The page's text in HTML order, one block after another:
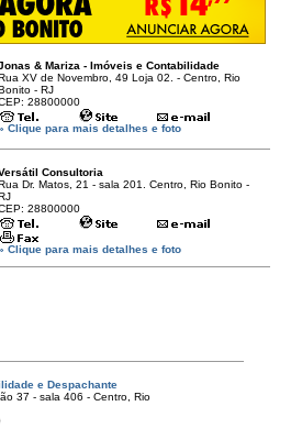
& Mariza - Imóveis e Contabilidade
XV de Novembro, 49 Loja 02. - Centro, Rio
- RJ
28800000
Clique para mais detalhes e foto
Consultoria
Dr. Matos, 21 - sala 201. Centro, Rio Bonito -
28800000
Clique para mais detalhes e foto
e Despachante
37 - sala 406 - Centro, Rio